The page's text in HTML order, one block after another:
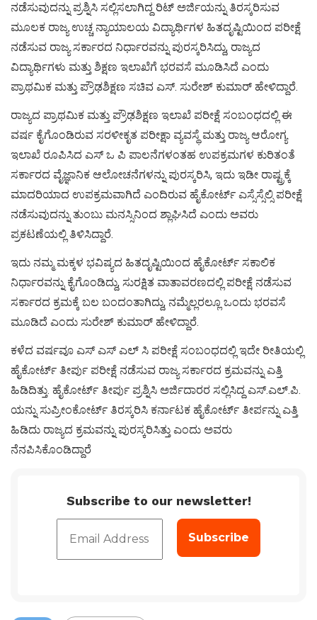
ನಡೆಸುವುದನ್ನು ಪ್ರಶ್ನಿಸಿ ಸಲ್ಲಿಸಲಾಗಿದ್ದ ರಿಟ್ ಅರ್ಜಿಯನ್ನು ತಿರಸ್ಕರಿಸುವ
ಮೂಲಕ ರಾಜ್ಯ ಉಚ್ಚ ನ್ಯಾಯಾಲಯ ವಿದ್ಯಾರ್ಥಿಗಳ ಹಿತದೃಷ್ಟಿಯಿಂದ ಪರೀಕ್ಷೆ
ನಡೆಸುವ ರಾಜ್ಯ ಸರ್ಕಾರದ ನಿರ್ಧಾರವನ್ನು ಪುರಸ್ಕರಿಸಿದ್ದು, ರಾಜ್ಯದ
ವಿದ್ಯಾರ್ಥಿಗಳು ಮತ್ತು ಶಿಕ್ಷಣ ಇಲಾಖೆಗೆ ಭರವಸೆ ಮೂಡಿಸಿದೆ ಎಂದು
ಪ್ರಾಥಮಿಕ ಮತ್ತು ಪ್ರೌಢಶಿಕ್ಷಣ ಸಚಿವ ಎಸ್. ಸುರೇಶ್ ಕುಮಾರ್ ಹೇಳಿದ್ದಾರೆ.
ರಾಜ್ಯದ ಪ್ರಾಥಮಿಕ ಮತ್ತು ಪ್ರೌಢಶಿಕ್ಷಣ ಇಲಾಖೆ ಪರೀಕ್ಷೆ ಸಂಬಂಧದಲ್ಲಿ ಈ
ವರ್ಷ ಕೈಗೊಂಡಿರುವ ಸರಳೀಕೃತ ಪರೀಕ್ಷಾ ವ್ಯವಸ್ಥೆ ಮತ್ತು ರಾಜ್ಯ ಆರೋಗ್ಯ
ಇಲಾಖೆ ರೂಪಿಸಿದ ಎಸ್ ಒ ಪಿ ಪಾಲನೆಗಳಂತಹ ಉಪಕ್ರಮಗಳ ಕುರಿತಂತೆ
ಸರ್ಕಾರದ ವೈಜ್ಞಾನಿಕ ಆಲೋಚನೆಗಳನ್ನು ಪುರಸ್ಕರಿಸಿ, ಇದು ಇಡೀ ರಾಷ್ಟ್ರಕ್ಕೆ
ಮಾದರಿಯಾದ ಉಪಕ್ರಮವಾಗಿದೆ ಎಂದಿರುವ ಹೈಕೋರ್ಟ್ ಎಸ್ಸೆಸ್ಸೆಲ್ಸಿ ಪರೀಕ್ಷೆ
ನಡೆಸುವುದನ್ನು ತುಂಬು ಮನಸ್ಸಿನಿಂದ ಶ್ಲಾಘಿಸಿದೆ ಎಂದು ಅವರು
ಪ್ರಕಟಣೆಯಲ್ಲಿ ತಿಳಿಸಿದ್ದಾರೆ.
ಇದು ನಮ್ಮ ಮಕ್ಕಳ ಭವಿಷ್ಯದ ಹಿತದೃಷ್ಟಿಯಿಂದ ಹೈಕೋರ್ಟ್ ಸಕಾಲಿಕ
ನಿರ್ಧಾರವನ್ನು ಕೈಗೊಂಡಿದ್ದು, ಸುರಕ್ಷಿತ ವಾತಾವರಣದಲ್ಲಿ ಪರೀಕ್ಷೆ ನಡೆಸುವ
ಸರ್ಕಾರದ ಕ್ರಮಕ್ಕೆ ಬಲ ಬಂದಂತಾಗಿದ್ದು, ನಮ್ಮೆಲ್ಲರಲ್ಲೂ ಒಂದು ಭರವಸೆ
ಮೂಡಿದೆ ಎಂದು ಸುರೇಶ್ ಕುಮಾರ್ ಹೇಳಿದ್ದಾರೆ.
ಕಳೆದ ವರ್ಷವೂ ಎಸ್ ಎಸ್ ಎಲ್ ಸಿ ಪರೀಕ್ಷೆ ಸಂಬಂಧದಲ್ಲಿ ಇದೇ ರೀತಿಯಲ್ಲಿ
ಹೈಕೋರ್ಟ್ ತೀರ್ಪು ಪರೀಕ್ಷೆ ನಡೆಸುವ ರಾಜ್ಯ ಸರ್ಕಾರದ ಕ್ರಮವನ್ನು ಎತ್ತಿ
ಹಿಡಿದಿತ್ತು. ಹೈಕೋರ್ಟ್ ತೀರ್ಪು ಪ್ರಶ್ನಿಸಿ ಅರ್ಜಿದಾರರ ಸಲ್ಲಿಸಿದ್ದ ಎಸ್.ಎಲ್.ಪಿ.
ಯನ್ನು ಸುಪ್ರೀಂಕೋರ್ಟ್ ತಿರಸ್ಕರಿಸಿ ಕರ್ನಾಟಕ ಹೈಕೋರ್ಟ್ ತೀರ್ಪನ್ನು ಎತ್ತಿ
ಹಿಡಿದು ರಾಜ್ಯದ ಕ್ರಮವನ್ನು ಪುರಸ್ಕರಿಸಿತ್ತು ಎಂದು ಅವರು
ನೆನಪಿಸಿಕೊಂಡಿದ್ದಾರೆ
Subscribe to our newsletter!